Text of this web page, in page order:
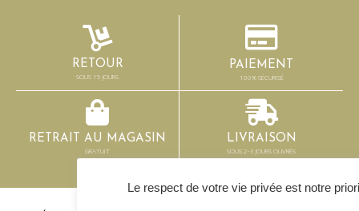
RETOUR
SOUS 15 JOURS
PAIEMENT
100% SÉCURISÉ
RETRAIT AU MAGASIN
GRATUIT
LIVRAISON
SOUS 2-3 JOURS OUVRÉS
Le respect de votre vie privée est notre